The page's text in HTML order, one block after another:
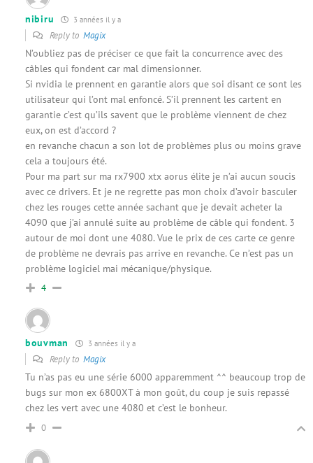
nibiru 3 années il y a
Reply to Magix
N’oubliez pas de préciser ce que fait la concurrence avec des
câbles qui fondent car mal dimensionner.
Si nvidia le prennent en garantie alors que soi disant ce sont les
utilisateur qui l’ont mal enfoncé. S’il prennent les cartent en
garantie c’est qu’ils savent que le problème viennent de chez
eux, on est d’accord ?
en revanche chacun a son lot de problèmes plus ou moins grave
cela a toujours été.
Pour ma part sur ma rx7900 xtx aorus élite je n’ai aucun soucis
avec ce drivers. Et je ne regrette pas mon choix d’avoir basculer
chez les rouges cette année sachant que je devait acheter la
4090 que j’ai annulé suite au problème de câble qui fondent. 3
autour de moi dont une 4080. Vue le prix de ces carte ce genre
de problème ne devrais pas arrive en revanche. Ce n’est pas un
problème logiciel mai mécanique/physique.
4
bouvman 3 années il y a
Reply to Magix
Tu n’as pas eu une série 6000 apparemment ^^ beaucoup trop de
bugs sur mon ex 6800XT à mon goût, du coup je suis repassé
chez les vert avec une 4080 et c’est le bonheur.
0